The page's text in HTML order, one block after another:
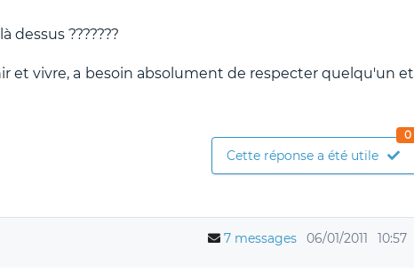
dessus ???????
et vivre, a besoin absolument de respecter quelqu'un et
Cette réponse a été utile
0
7 messages 06/01/2011 10:57